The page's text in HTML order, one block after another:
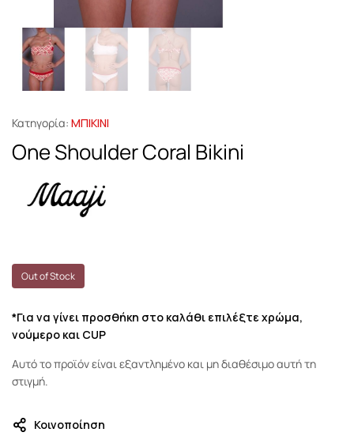
Κατηγορία: ΜΠΙΚΙΝΙ
One Shoulder Coral Bikini
Out of Stock
*Για να γίνει προσθήκη στο καλάθι επιλέξτε χρώμα,
νούμερο και CUP
Αυτό το προϊόν είναι εξαντλημένο και μη διαθέσιμο αυτή τη
στιγμή.
Κοινοποίηση